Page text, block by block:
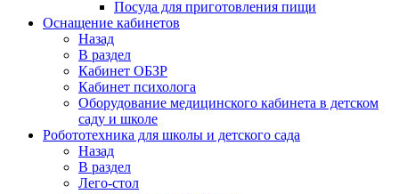
Посуда для приготовления пищи
Оснащение кабинетов
Назад
В раздел
Кабинет ОБЗР
Кабинет психолога
Оборудование медицинского кабинета в детском
саду и школе
Робототехника для школы и детского сада
Назад
В раздел
Лего-стол